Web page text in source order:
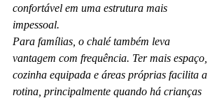
confortável em uma estrutura mais
impessoal.
Para famílias, o chalé também leva
vantagem com frequência. Ter mais espaço,
cozinha equipada e áreas próprias facilita a
rotina, principalmente quando há crianças